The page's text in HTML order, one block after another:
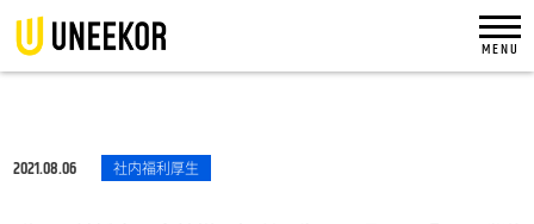
2021.08.06 社内福利厚生